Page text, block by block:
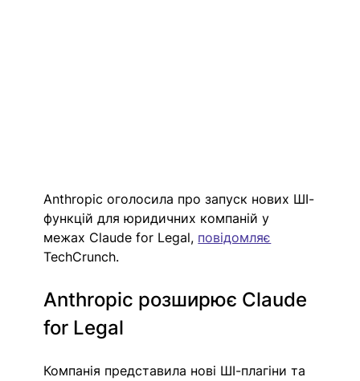
Anthropic оголосила про запуск нових ШІ-
функцій для юридичних компаній у
межах Claude for Legal, повідомляє
TechCrunch.
Anthropic розширює Claude
for Legal
Компанія представила нові ШІ-плагіни та